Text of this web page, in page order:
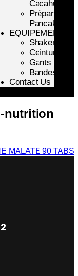
Cacahuète
Préparation
Pancake
EQUIPEMENTS
Shakers
Ceintures
Gants
Bandes
Contact Us
nutrition
MALATE 90 TABS